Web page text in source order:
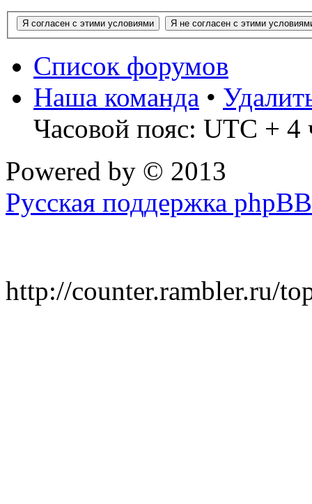
Список форумов
Наша команда •
Часовой пояс: UTC + 4
Powered by © 2013
Русская поддержка phpBB
http://counter.rambler.ru/